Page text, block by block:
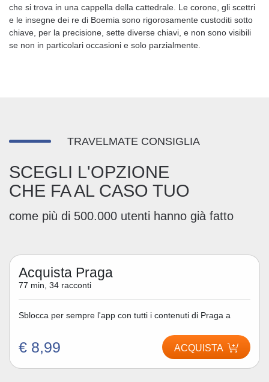
che si trova in una cappella della cattedrale. Le corone, gli scettri
e le insegne dei re di Boemia sono rigorosamente custoditi sotto
chiave, per la precisione, sette diverse chiavi, e non sono visibili
se non in particolari occasioni e solo parzialmente.
TRAVELMATE CONSIGLIA
SCEGLI L'OPZIONE
CHE FA AL CASO TUO
come più di 500.000 utenti hanno già fatto
Acquista Praga
77 min, 34 racconti
Sblocca per sempre l'app con tutti i contenuti di Praga a
€ 8,99 ACQUISTA